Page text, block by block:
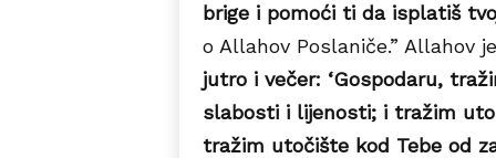
brige i pomoći ti da isplatiš
o Allahov Poslaniče.” Allahov
jutro i večer: ‘Gospodaru,
slabosti i lijenosti; i tražim
tražim utočište kod Tebe od